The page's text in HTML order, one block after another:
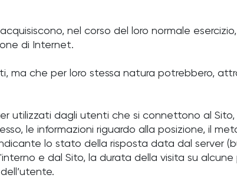
nel corso del loro normale
di Internet.
che per loro stessa natura potrebbero,
utilizzati dagli utenti che si connettono al Sito,
le informazioni riguardo alla posizione, il
lo stato della risposta data dal server
e dal Sito, la durata della visita su